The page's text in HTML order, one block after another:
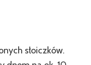
słoiczków.